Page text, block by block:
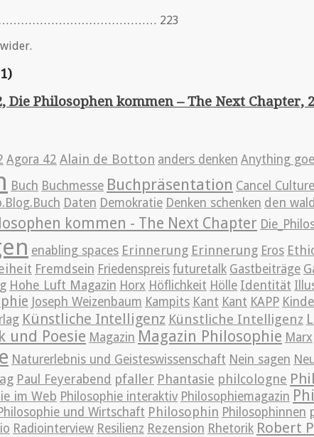
223
Philosophen kommen – The Next Chapter,
Agora 42 Alain de Botton anders denken Anything
Buch Buchmesse Buchpräsentation Cancel Culture
Daten Demokratie Denken schenken den
kommen - The Next Chapter
enabling spaces Erinnerung Erinnerung Eros
Fremdsein Friedenspreis futuretalk Gastbeiträge
Hohe Luft Magazin Horx Höflichkeit Hölle Identität
Joseph Weizenbaum Kampits Kant Kant KAPP
Künstliche Intelligenz Künstliche Intelligenz
und Poesie Magazin Magazin Philosophie Marx
Naturerlebnis und Geisteswissenschaft Nein sagen
Paul Feyerabend pfaller Phantasie philcologne
im Web Philosophie interaktiv Philosophiemagazin
und Wirtschaft Philosophin Philosophinnen
Radiointerview Resilienz Rezension Rhetorik Robert